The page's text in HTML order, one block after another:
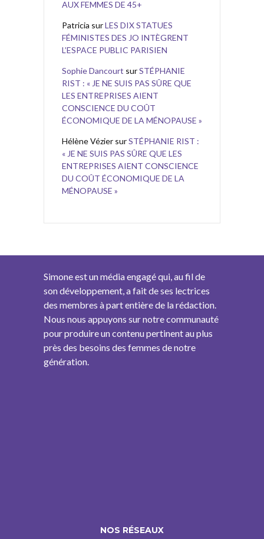
AUX FEMMES DE 45+
Patricia surLES DIX STATUES
FÉMINISTES DES JO INTÈGRENT
L’ESPACE PUBLIC PARISIEN
Sophie Dancourt surSTÉPHANIE
RIST : « JE NE SUIS PAS SÛRE QUE
LES ENTREPRISES AIENT
CONSCIENCE DU COÛT
ÉCONOMIQUE DE LA MÉNOPAUSE »
Hélène Vézier surSTÉPHANIE RIST :
« JE NE SUIS PAS SÛRE QUE LES
ENTREPRISES AIENT CONSCIENCE
DU COÛT ÉCONOMIQUE DE LA
MÉNOPAUSE »
Simone est un média engagé qui, au fil de
son développement, a fait de ses lectrices
des membres à part entière de la rédaction.
Nous nous appuyons sur notre communauté
pour produire un contenu pertinent au plus
près des besoins des femmes de notre
génération.
NOS RÉSEAUX